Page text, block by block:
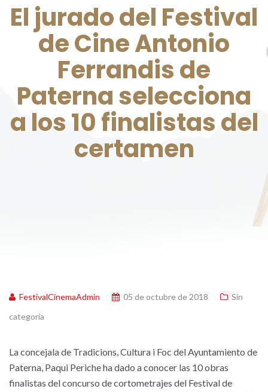
El jurado del Festival
de Cine Antonio
Ferrandis de
Paterna selecciona
a los 10 finalistas del
certamen
FestivalCinemaAdmin 05 de octubre de 2018
Sin
categoría
La concejala de Tradicions, Cultura i Foc del Ayuntamiento de
Paterna, Paqui Periche ha dado a conocer las 10 obras
finalistas del concurso de cortometrajes del Festival de